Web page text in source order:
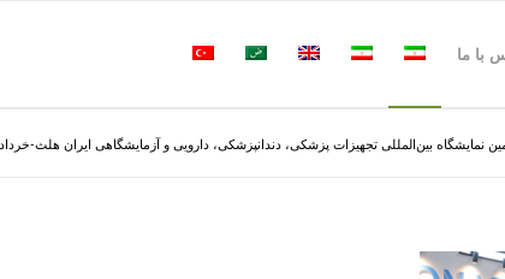
با ما
نمایشگاه بین‌المللی تجهیزات پزشکی، دندانپزشکی، دارویی و آزمایشگاهی ایران هلث-خرداد ۱۴۰۲